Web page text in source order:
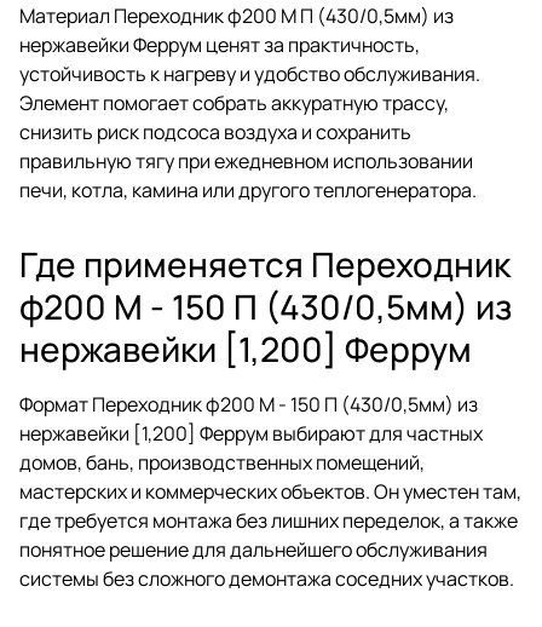
Материал Переходник ф200 М П (430/0,5мм) из
нержавейки Феррум ценят за практичность,
устойчивость к нагреву и удобство обслуживания.
Элемент помогает собрать аккуратную трассу,
снизить риск подсоса воздуха и сохранить
правильную тягу при ежедневном использовании
печи, котла, камина или другого теплогенератора.
Где применяется Переходник
ф200 М - 150 П (430/0,5мм) из
нержавейки [1,200] Феррум
Формат Переходник ф200 М - 150 П (430/0,5мм) из
нержавейки [1,200] Феррум выбирают для частных
домов, бань, производственных помещений,
мастерских и коммерческих объектов. Он уместен там,
где требуется монтажа без лишних переделок, а также
понятное решение для дальнейшего обслуживания
системы без сложного демонтажа соседних участков.